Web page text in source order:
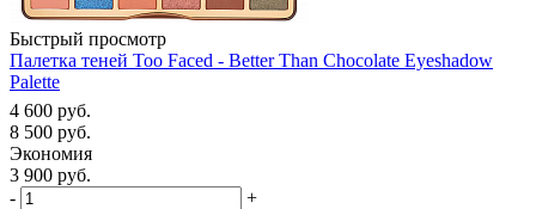
Быстрый просмотр
Палетка теней Too Faced - Better Than Chocolate Eyeshadow
Palette
4 600 руб.
8 500 руб.
Экономия
3 900 руб.
-
+